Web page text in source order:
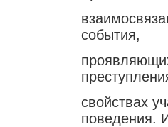
события,
свойствах
поведения.